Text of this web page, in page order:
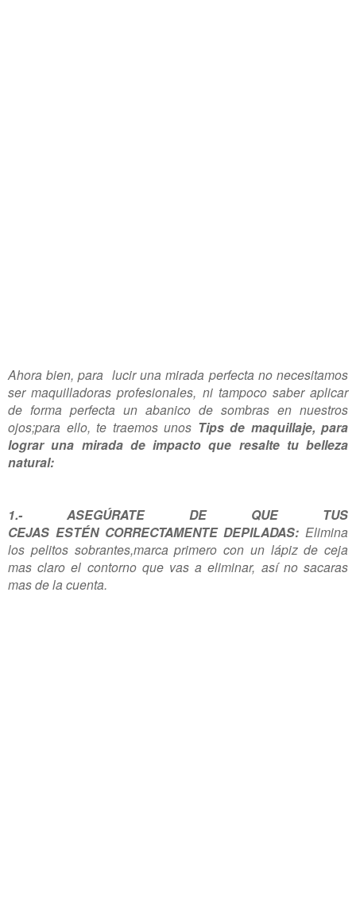
Ahora bien, para lucir una mirada perfecta no necesitamos
ser maquilladoras profesionales, ni tampoco saber aplicar
de forma perfecta un abanico de sombras en nuestros
ojos;para ello, te traemos unos Tips de maquillaje, para
lograr una mirada de impacto que resalte tu belleza
natural:
1.- ASEGÚRATE DE QUE TUS
CEJAS ESTÉN CORRECTAMENTE DEPILADAS: Elimina
los pelitos sobrantes,marca primero con un lápiz de ceja
mas claro el contorno que vas a eliminar, así no sacaras
mas de la cuenta.